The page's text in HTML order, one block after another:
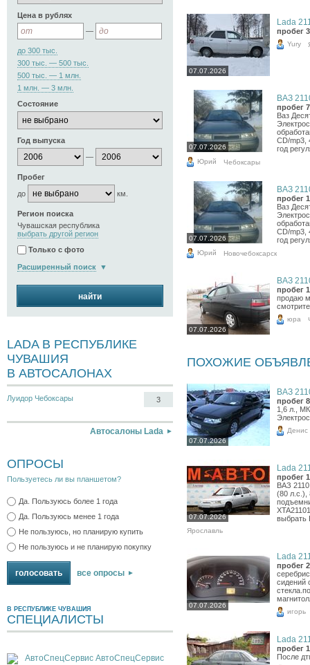
Цена в рублях
—
до 300 тыс.
300 тыс. — 500 тыс.
500 тыс. — 1 млн.
1 млн. — 3 млн.
Состояние
Год выпуска
—
Пробег
до
км.
Регион поиска
Чувашская республика
выбрать другой регион
Только с фото
Расширенный поиск
найти
LADA В РЕСПУБЛИКЕ
ЧУВАШИЯ
В АВТОСАЛОНАХ
Луидор Чебоксары 3
Автосалоны Lada
ОПРОСЫ
Пользуетесь ли вы планшетом?
Да. Пользуюсь более 1 года
Да. Пользуюсь менее 1 года
Не пользуюсь, но планирую купить
Не пользуюсь и не планирую покупку
все опросы
В РЕСПУБЛИКЕ ЧУВАШИЯ
СПЕЦИАЛИСТЫ
АвтоСпецСервис АвтоСпецСервис
07.07.2026
Lada
пробег
Yury
07.07.2026
ВАЗ
пробег
Ваз
CD/mp3,
год
Юрий Чебоксары
07.07.2026
ВАЗ
пробег
Ваз
CD/mp3,
год
Юрий Новочебоксарск
07.07.2026
ВАЗ
пробег
продаю
юра
ПОХОЖИЕ
07.07.2026
ВАЗ
пробег
1,6 л.,
Денис
07.07.2026
Lada
пробег
ВАЗ
(80 л.с.),
выбрать
Ярославль
07.07.2026
Lada
пробег
сидений
игорь
Lada
пробег
После